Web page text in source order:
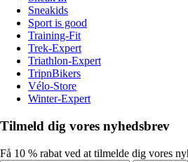
Sneakids
Sport is good
Training-Fit
Trek-Expert
Triathlon-Expert
TripnBikers
Vélo-Store
Winter-Expert
Tilmeld dig vores nyhedsbrev
Få 10 % rabat ved at tilmelde dig vores